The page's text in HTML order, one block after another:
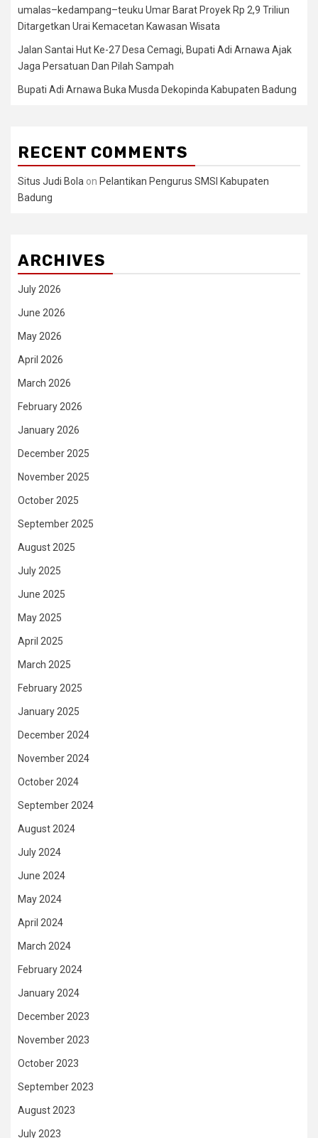
umalas–kedampang–teuku Umar Barat Proyek Rp 2,9 Triliun
Ditargetkan Urai Kemacetan Kawasan Wisata
Jalan Santai Hut Ke-27 Desa Cemagi, Bupati Adi Arnawa Ajak
Jaga Persatuan Dan Pilah Sampah
Bupati Adi Arnawa Buka Musda Dekopinda Kabupaten Badung
RECENT COMMENTS
Situs Judi Bola on Pelantikan Pengurus SMSI Kabupaten
Badung
ARCHIVES
July 2026
June 2026
May 2026
April 2026
March 2026
February 2026
January 2026
December 2025
November 2025
October 2025
September 2025
August 2025
July 2025
June 2025
May 2025
April 2025
March 2025
February 2025
January 2025
December 2024
November 2024
October 2024
September 2024
August 2024
July 2024
June 2024
May 2024
April 2024
March 2024
February 2024
January 2024
December 2023
November 2023
October 2023
September 2023
August 2023
July 2023